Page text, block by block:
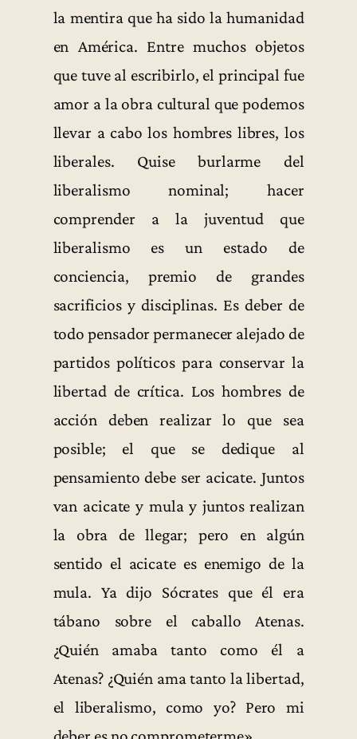
la mentira que ha sido la humanidad
en América. Entre muchos objetos
que tuve al escribirlo, el principal fue
amor a la obra cultural que podemos
llevar a cabo los hombres libres, los
liberales. Quise burlarme del
liberalismo nominal; hacer
comprender a la juventud que
liberalismo es un estado de
conciencia, premio de grandes
sacrificios y disciplinas. Es deber de
todo pensador permanecer alejado de
partidos políticos para conservar la
libertad de crítica. Los hombres de
acción deben realizar lo que sea
posible; el que se dedique al
pensamiento debe ser acicate. Juntos
van acicate y mula y juntos realizan
la obra de llegar; pero en algún
sentido el acicate es enemigo de la
mula. Ya dijo Sócrates que él era
tábano sobre el caballo Atenas.
¿Quién amaba tanto como él a
Atenas? ¿Quién ama tanto la libertad,
el liberalismo, como yo? Pero mi